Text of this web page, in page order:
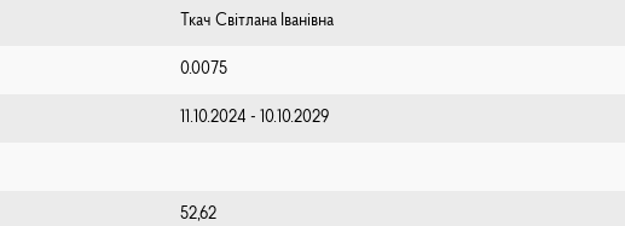
Ткач Світлана Іванівна
0.0075
11.10.2024 - 10.10.2029
52,62